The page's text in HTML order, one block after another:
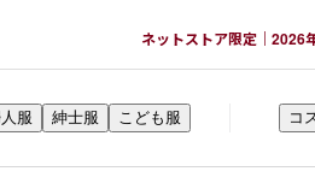
ネットストア限定｜2026
服 紳士服 こども服 コ